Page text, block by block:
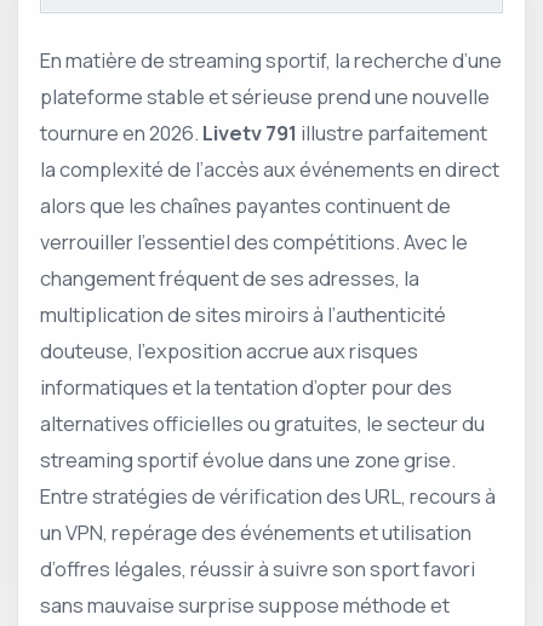
En matière de streaming sportif, la recherche d’une
plateforme stable et sérieuse prend une nouvelle
tournure en 2026. Livetv 791 illustre parfaitement
la complexité de l’accès aux événements en direct
alors que les chaînes payantes continuent de
verrouiller l’essentiel des compétitions. Avec le
changement fréquent de ses adresses, la
multiplication de sites miroirs à l’authenticité
douteuse, l’exposition accrue aux risques
informatiques et la tentation d’opter pour des
alternatives officielles ou gratuites, le secteur du
streaming sportif évolue dans une zone grise.
Entre stratégies de vérification des URL, recours à
un VPN, repérage des événements et utilisation
d’offres légales, réussir à suivre son sport favori
sans mauvaise surprise suppose méthode et